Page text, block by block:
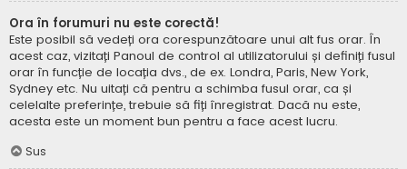
Ora în forumuri nu este corectă!
Este posibil să vedeți ora corespunzătoare unui alt fus orar. În
acest caz, vizitați Panoul de control al utilizatorului și definiți fusul
orar în funcție de locația dvs., de ex. Londra, Paris, New York,
Sydney etc. Nu uitați că pentru a schimba fusul orar, ca și
celelalte preferințe, trebuie să fiți înregistrat. Dacă nu este,
acesta este un moment bun pentru a face acest lucru.
Sus